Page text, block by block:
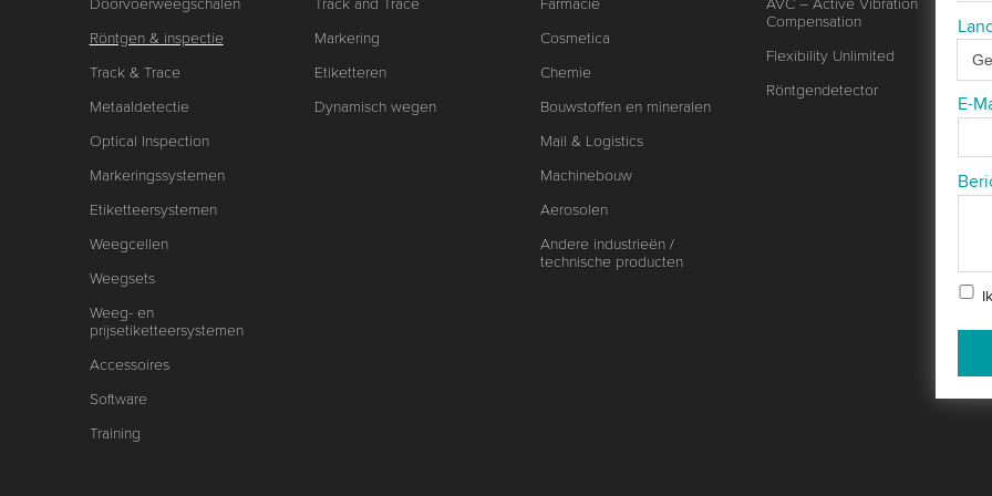
E-
Doorvoerweegschalen
Röntgen & inspectie
Track & Trace
Metaaldetectie
Optical Inspection
Markeringssystemen
Etiketteersystemen
Weegcellen
Weegsets
Weeg- en
prijsetiketteersystemen
Accessoires
Software
Training
Track and Trace
Markering
Etiketteren
Dynamisch wegen
Farmacie
Cosmetica
Chemie
Bouwstoffen en mineralen
Mail & Logistics
Machinebouw
Aerosolen
Andere industrieën /
technische producten
AVC – Active Vibration
Compensation
Flexibility Unlimited
Röntgendetector